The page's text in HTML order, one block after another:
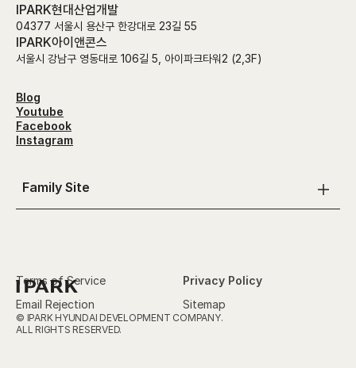
IPARK
IPARK현대산업개발
04377 서울시 용산구 한강대로 23길 55
IPARK아이앤콘스
서울시 강남구 영동대로 106길 5, 아이파크타워2 (2,3F)
Blog
Youtube
Facebook
Instagram
Terms of Service
Privacy Policy
Email Rejection
Sitemap
© IPARK HYUNDAI DEVELOPMENT COMPANY.
ALL RIGHTS RESERVED.
Family Site